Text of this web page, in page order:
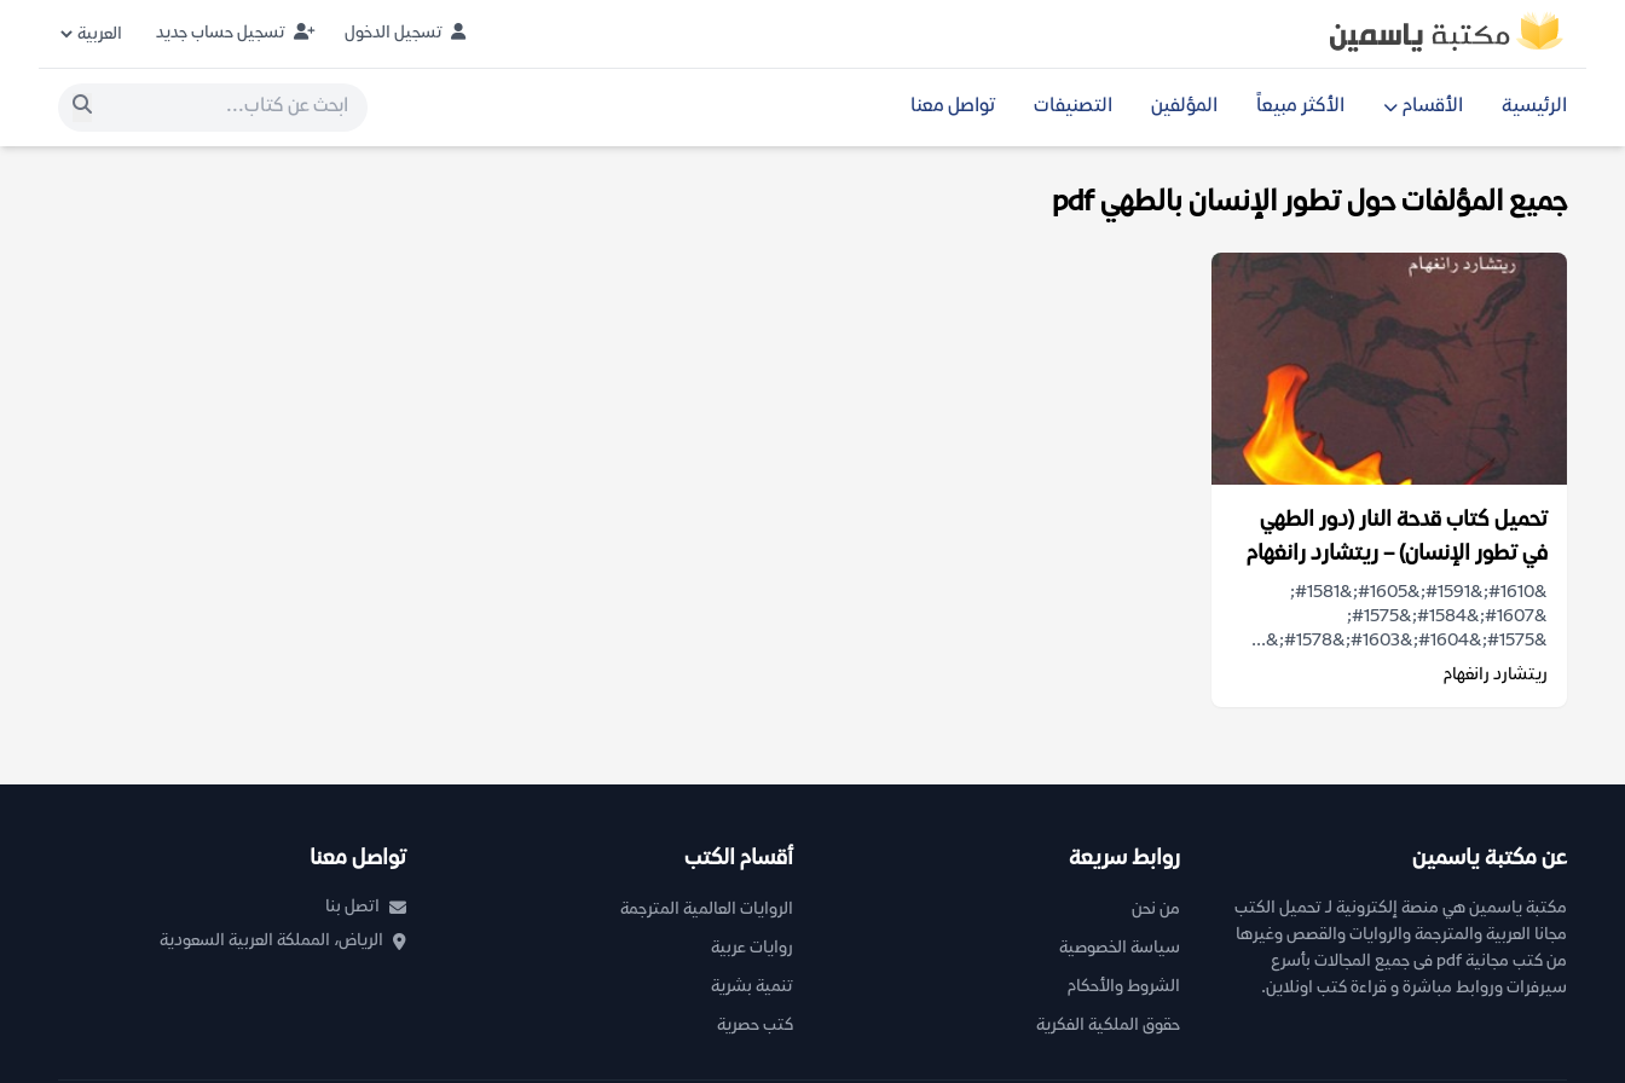
تسجيل الدخول تسجيل حساب جديد
الرئيسية الأقسام الأكثر مبيعاً المؤلفين التصنيفات تواصل معنا
جميع المؤلفات حول تطور الإنسان بالطهي pdf
تحميل كتاب قدحة النار (دور الطهي
في تطور الإنسان) – ريتشارد رانغهام
&#1610;&#1591;&#1605;&#1581;
&#1607;&#1584;&#1575;
&#1575;&#1604;&#1603;&#1578;&...
ريتشارد رانغهام
عن مكتبة ياسمين
مكتبة ياسمين هي منصة إلكترونية لـ تحميل الكتب
مجانا العربية والمترجمة والروايات والقصص وغيرها
من كتب مجانية pdf فى جميع المجالات بأسرع
سيرفرات وروابط مباشرة و قراءة كتب اونلاين.
روابط سريعة
من نحن
سياسة الخصوصية
الشروط والأحكام
حقوق الملكية الفكرية
أقسام الكتب
الروايات العالمية المترجمة
روايات عربية
تنمية بشرية
كتب حصرية
تواصل معنا
اتصل بنا
الرياض، المملكة العربية السعودية